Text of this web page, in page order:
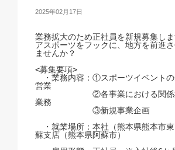
2025年02月17日
業務拡大のため正社員を新規募集し
アスポーツをフックに、地方を前進
ませんか？
<募集要項>
・業務内容：①スポーツイベントの
営業
②各事業における関係機
業務
③新規事業企画
・就業場所：本社（熊本県熊本市
蘇支店（熊本県阿蘇市）